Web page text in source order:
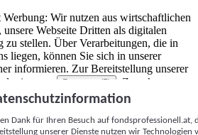
Wir nutzen aus wirtschaftlichen
Webseite Dritten als digitalen
zu stellen. Über Verarbeitungen, die in
liegen, können Sie sich in unserer
informieren. Zur Bereitstellung unserer
von
Partnern (5)
. Zwecke:
Inhalte, Messung von Werbeleistung
sowie Zielgruppenforschung.
ähnliche Online-Kennungen (z. B. login-
Dank für Ihren Besuch auf
unserer Dienste nutzen wir Technologien